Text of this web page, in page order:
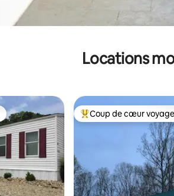
Locations
Coups de cœur
Coup de cœur